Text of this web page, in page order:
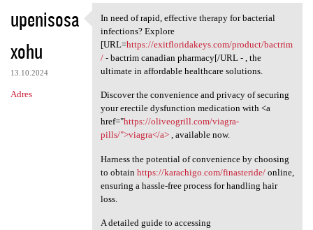
upenisosa
xohu
13.10.2024
Adres
In need of rapid, effective
In need of rapid, effective therapy for bacterial
infections? Explore
[URL=https://exitfloridakeys.com/product/bactrim
/- bactrim canadian pharmacy[/URL - , the
ultimate in affordable healthcare solutions.
Discover the convenience and privacy of securing
your erectile dysfunction medication with <a
href="https://oliveogrill.com/viagra-
pills/">viagra</a>, available now.
Harness the potential of convenience by choosing
to obtain https://karachigo.com/finasteride/online,
ensuring a hassle-free process for handling hair
loss.
A detailed guide to accessing